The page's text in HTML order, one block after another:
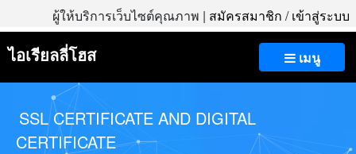
ผู้ให้บริการเว็บไซต์คุณภาพ | สมัครสมาชิก /เข้าสู่ระบบ
เมนู
ไอเรียลลี่โฮส
SSL CERTIFICATE AND DIGITAL
CERTIFICATE